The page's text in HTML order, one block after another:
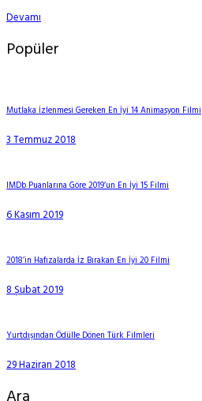
Devamı
Popüler
Mutlaka İzlenmesi Gereken En İyi 14 Animasyon Filmi
3 Temmuz 2018
IMDb Puanlarına Göre 2019’un En İyi 15 Filmi
6 Kasım 2019
2018’in Hafızalarda İz Bırakan En İyi 20 Filmi
8 Şubat 2019
Yurtdışından Ödülle Dönen Türk Filmleri
29 Haziran 2018